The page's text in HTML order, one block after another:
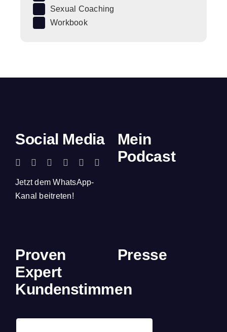
Sexual Coaching
Workbook
Social Media
Jetzt dem WhatsApp-
Kanal beitreten!
Mein
Podcast
Proven
Expert
Kundenstimmen
Presse